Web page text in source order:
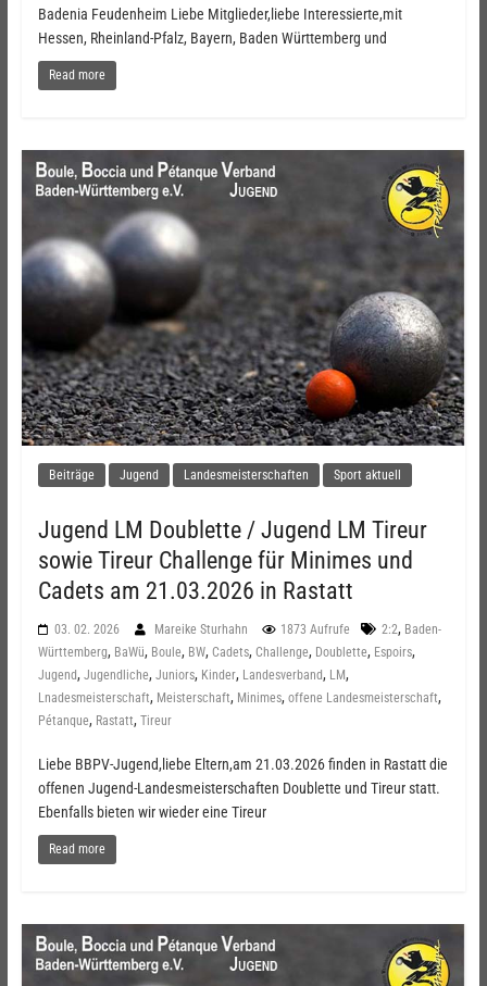
Badenia Feudenheim Liebe Mitglieder,liebe Interessierte,mit
Hessen, Rheinland-Pfalz, Bayern, Baden Württemberg und
Read more
Beiträge Jugend Landesmeisterschaften Sport aktuell
Jugend LM Doublette / Jugend LM Tireur
sowie Tireur Challenge für Minimes und
Cadets am 21.03.2026 in Rastatt
03. 02. 2026 Mareike Sturhahn 1873 Aufrufe 2:2, Baden-
Württemberg, BaWü, Boule, BW, Cadets, Challenge, Doublette, Espoirs,
Jugend, Jugendliche, Juniors, Kinder, Landesverband, LM,
Lnadesmeisterschaft, Meisterschaft, Minimes, offene Landesmeisterschaft,
Pétanque, Rastatt, Tireur
Liebe BBPV-Jugend,liebe Eltern,am 21.03.2026 finden in Rastatt die
offenen Jugend-Landesmeisterschaften Doublette und Tireur statt.
Ebenfalls bieten wir wieder eine Tireur
Read more